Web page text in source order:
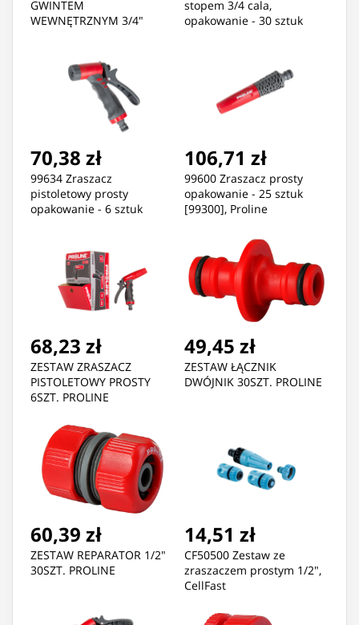
GWINTEM
WEWNĘTRZNYM 3/4"
stopem 3/4 cala,
opakowanie - 30 sztuk
70,38 zł
99634 Zraszacz
pistoletowy prosty
opakowanie - 6 sztuk
106,71 zł
99600 Zraszacz prosty
opakowanie - 25 sztuk
[99300], Proline
68,23 zł
ZESTAW ZRASZACZ
PISTOLETOWY PROSTY
6SZT. PROLINE
49,45 zł
ZESTAW ŁĄCZNIK
DWÓJNIK 30SZT. PROLINE
60,39 zł
ZESTAW REPARATOR 1/2"
30SZT. PROLINE
14,51 zł
CF50500 Zestaw ze
zraszaczem prostym 1/2",
CellFast